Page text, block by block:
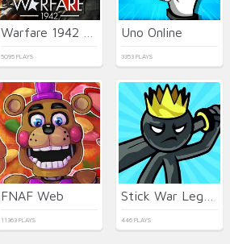
5095 PLAYS
Uno Online
3353 PLAYS
FNAF Web
11363 PLAYS 446 PLAYS